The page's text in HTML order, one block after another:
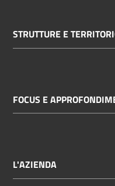
STRUTTURE E
FOCUS E
L'AZIENDA